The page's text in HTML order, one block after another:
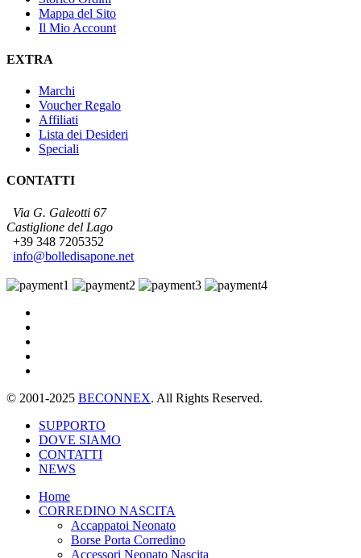
Mappa del Sito
Il Mio Account
EXTRA
Marchi
Voucher Regalo
Affiliati
Lista dei Desideri
Speciali
CONTATTI
Via G. Galeotti 67
Castiglione del Lago
+39 348 7205352
info@bolledisapone.net
© 2001-2025 BECONNEX. All Rights Reserved.
SUPPORTO
DOVE SIAMO
CONTATTI
NEWS
Home
CORREDINO NASCITA
Accappatoi Neonato
Borse Porta Corredino
Accessori Neonato Nascita